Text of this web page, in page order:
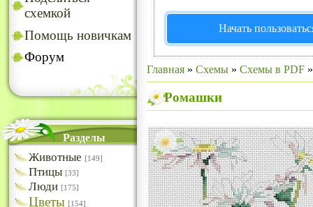
схемкой
Помощь новичкам
Форум
Разделы
Животные [149]
Птицы [33]
Люди [175]
Цветы [154]
Начать
Главная » Схемы » Схемы в PDF
Ромашки